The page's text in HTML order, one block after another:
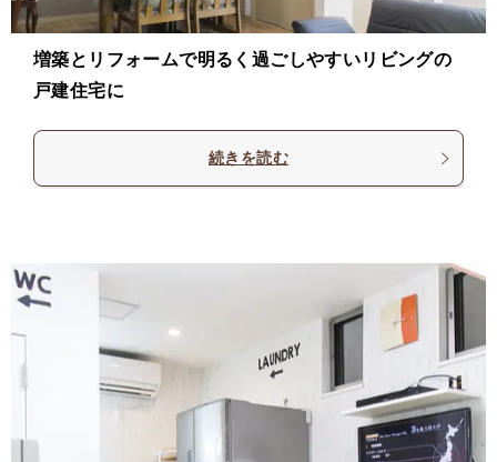
増築とリフォームで明るく過ごしやすいリビングの
戸建住宅に
続きを読む